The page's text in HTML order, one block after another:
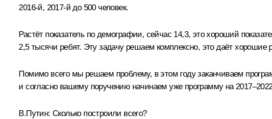
2016-й, 2017-й до 500 человек.
Растёт показатель по демографии, сейчас 14,3, это хороший
2,5 тысячи ребят. Эту задачу решаем комплексно, это даёт
Помимо всего мы решаем проблему, в этом году заканчиваем
и согласно вашему поручению начинаем уже программу на
В.Путин: Сколько построили всего?